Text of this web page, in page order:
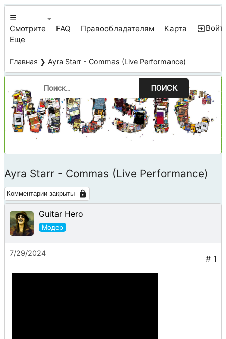
☰
Смотрите
Еще
FAQ Правообладателям Карта
Главная ❯ Ayra Starr - Commas (Live Performance)
ПОИСК
Ayra Starr - Commas (Live Performance)
Комментарии закрыты
Guitar Hero
7/29/2024